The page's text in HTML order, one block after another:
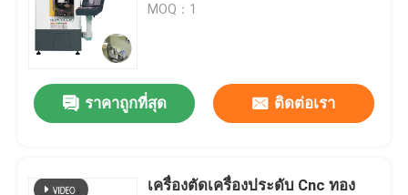
MOQ：1
ราคาถูกที่สุด ติดต่อเรา
เครื่องตัดเครื่องประดับ Cnc ทอง